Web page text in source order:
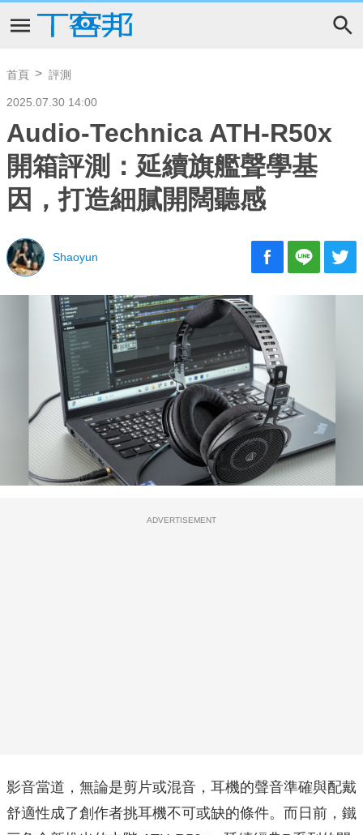
首頁 評測
2025.07.30 14:00
Audio-Technica ATH-R50x
開箱評測：延續旗艦聲學基
因，打造細膩開闊聽感
Shaoyun
ADVERTISEMENT
影音當道，無論是剪片或混音，耳機的聲音準確與配戴
舒適性成了創作者挑耳機不可或缺的條件。而日前，鐵